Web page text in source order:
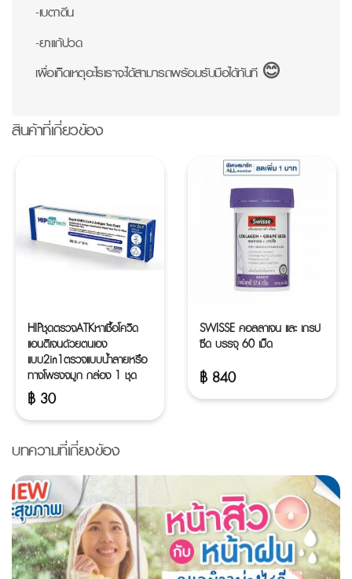
-เบตาดีน
-ยาแก้ปวด
เผื่อเกิดเหตุอะไรเราจะได้สามารถพร้อมรับมือได้ทันที 😊
สินค้าที่เกี่ยวข้อง
HIPชุดตรวจATKหาเชื้อโควิด
แอนติเจนด้วยตนเอง
แบบ2in1ตรวจแบบน้ำลายหรือ
ทางโพรงจมูก กล่อง 1 ชุด
฿ 30
SWISSE คอลลาเจน และ เกรป
ซีด บรรจุ 60 เม็ด
฿ 840
บทความที่เกี่ยงข้อง